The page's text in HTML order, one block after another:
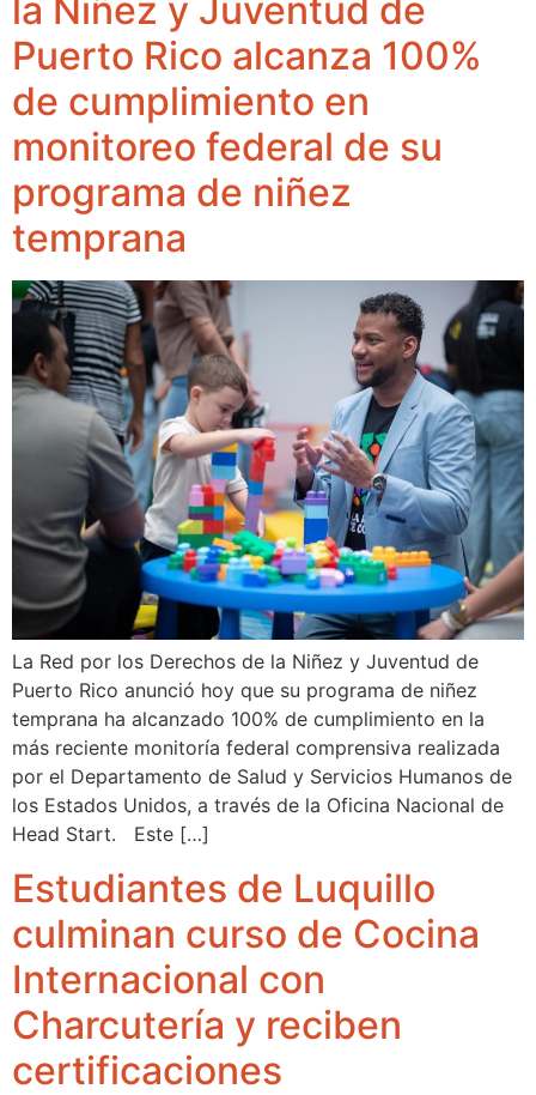
la Niñez y Juventud de
Puerto Rico alcanza 100%
de cumplimiento en
monitoreo federal de su
programa de niñez
temprana
La Red por los Derechos de la Niñez y Juventud de
Puerto Rico anunció hoy que su programa de niñez
temprana ha alcanzado 100% de cumplimiento en la
más reciente monitoría federal comprensiva realizada
por el Departamento de Salud y Servicios Humanos de
los Estados Unidos, a través de la Oficina Nacional de
Head Start. Este […]
Estudiantes de Luquillo
culminan curso de Cocina
Internacional con
Charcutería y reciben
certificaciones